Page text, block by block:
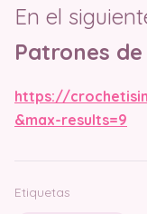
En el
Patrones
https://
&max-results=9
Etiquetas